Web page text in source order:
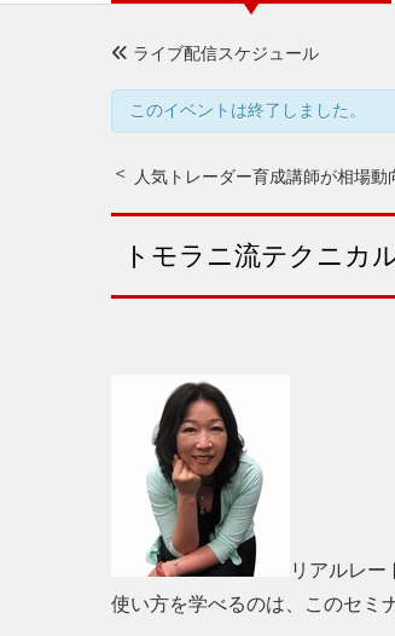
ライブ配信スケジュール
このイベントは終了しました。
トモラニ流テクニカ
リアルレ
使い方を学べるのは、このセミ